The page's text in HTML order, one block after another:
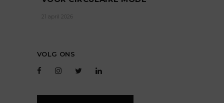
21 april 2026
VOLG ONS